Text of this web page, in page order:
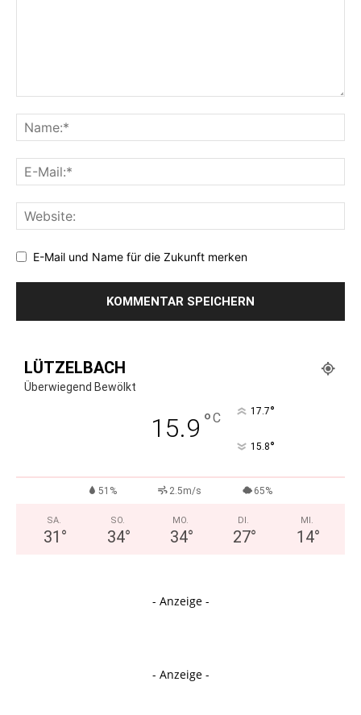
E-Mail und Name für die Zukunft merken
LÜTZELBACH
Überwiegend Bewölkt
15.9 °C 17.7°
15.8°
51% 2.5m/s 65%
SA.
31 °
SO.
34°
MO.
34°
DI.
27°
MI.
14°
- Anzeige -
- Anzeige -